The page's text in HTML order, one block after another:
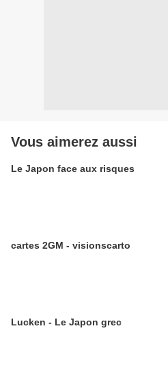
Vous aimerez aussi
Le Japon face aux risques
cartes 2GM - visionscarto
Lucken - Le Japon grec